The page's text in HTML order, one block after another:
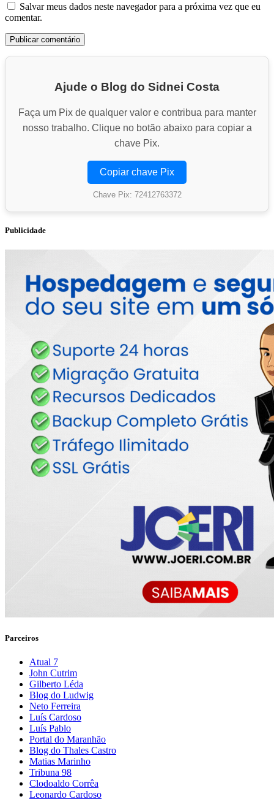
Salvar meus dados neste navegador para a próxima vez que eu
comentar.
Ajude o Blog do Sidnei Costa
Faça um Pix de qualquer valor e contribua para manter
nosso trabalho. Clique no botão abaixo para copiar a
chave Pix.
Copiar chave Pix
Chave Pix: 72412763372
Publicidade
Parceiros
Atual 7
John Cutrim
Gilberto Léda
Blog do Ludwig
Neto Ferreira
Luís Cardoso
Luís Pablo
Portal do Maranhão
Blog do Thales Castro
Matias Marinho
Tribuna 98
Clodoaldo Corrêa
Leonardo Cardoso